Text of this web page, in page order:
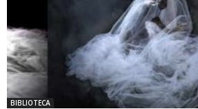
BIBLIOTECA